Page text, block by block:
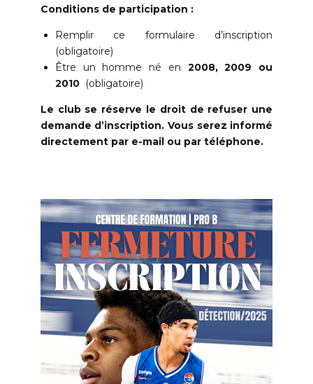
Conditions de participation :
Remplir ce formulaire d’inscription
(obligatoire)
Être un homme né en 2008, 2009 ou
2010 (obligatoire)
Le club se réserve le droit de refuser une
demande d’inscription. Vous serez informé
directement par e-mail ou par téléphone.